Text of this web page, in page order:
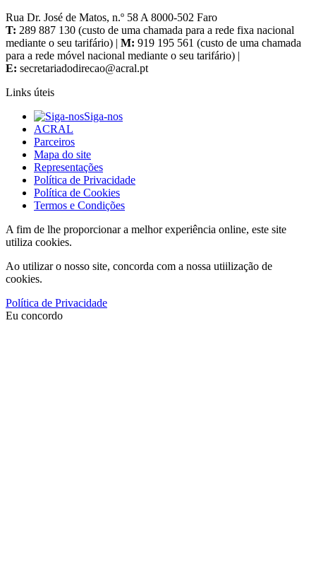
Rua Dr. José de Matos, n.º 58 A 8000-502 Faro
T: 289 887 130 (custo de uma chamada para a rede fixa nacional
mediante o seu tarifário) | M: 919 195 561 (custo de uma chamada
para a rede móvel nacional mediante o seu tarifário) |
E:
Links úteis
Siga-nos
ACRAL
Parceiros
Mapa do site
Representações
Política de Privacidade
Política de Cookies
Termos e Condições
A fim de lhe proporcionar a melhor experiência online, este site
utiliza cookies.
Ao utilizar o nosso site, concorda com a nossa utiilização de
cookies.
Política de Privacidade
Eu concordo